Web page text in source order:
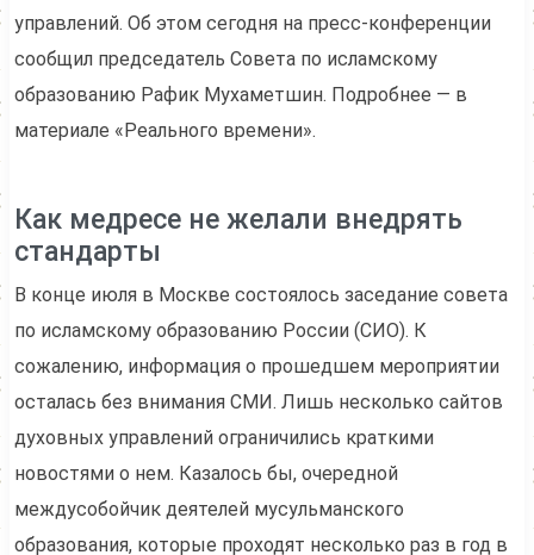
управлений. Об этом сегодня на пресс-конференции
сообщил председатель Совета по исламскому
образованию Рафик Мухаметшин. Подробнее — в
материале «Реального времени».
Как медресе не желали внедрять
стандарты
В конце июля в Москве состоялось заседание совета
по исламскому образованию России (СИО). К
сожалению, информация о прошедшем мероприятии
осталась без внимания СМИ. Лишь несколько сайтов
духовных управлений ограничились краткими
новостями о нем. Казалось бы, очередной
междусобойчик деятелей мусульманского
образования, которые проходят несколько раз в год в